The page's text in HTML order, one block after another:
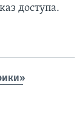
доступа.